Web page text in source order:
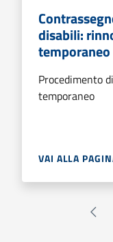
disabili:
temporaneo
Procedimento
temporaneo
VAI ALLA